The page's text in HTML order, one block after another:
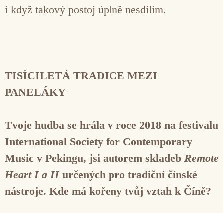
i když takový postoj úplně nesdílím.
TISÍCILETÁ TRADICE MEZI
PANELÁKY
Tvoje hudba se hrála v roce 2018 na festivalu
International Society for Contemporary
Music v Pekingu, jsi autorem skladeb Remote
Heart I a II určených pro tradiční čínské
nástroje. Kde má kořeny tvůj vztah k Číně?